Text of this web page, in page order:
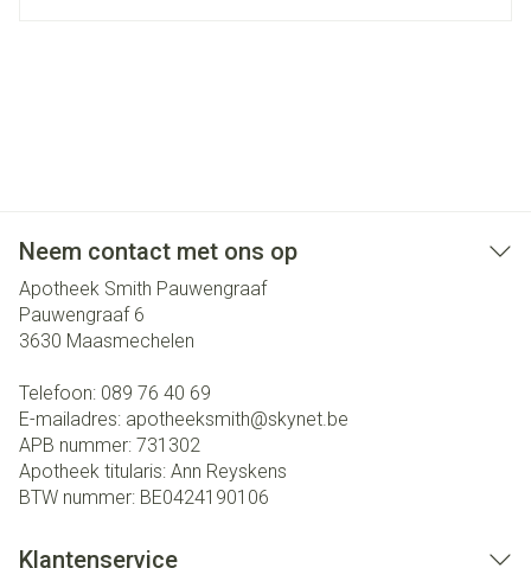
Neem contact met ons op
Apotheek Smith Pauwengraaf
Pauwengraaf 6
3630 Maasmechelen
Telefoon: 089 76 40 69
E-mailadres: apotheeksmith@skynet.be
APB nummer: 731302
Apotheek titularis: Ann Reyskens
BTW nummer: BE0424190106
Klantenservice